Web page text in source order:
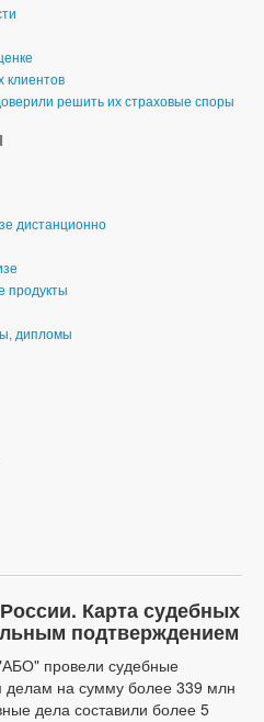
клиентов
решить их страховые споры
дистанционно
продукты
дипломы
Карта судебных
подтверждением
провели судебные
делам на сумму более 339 млн
дела составили более 5